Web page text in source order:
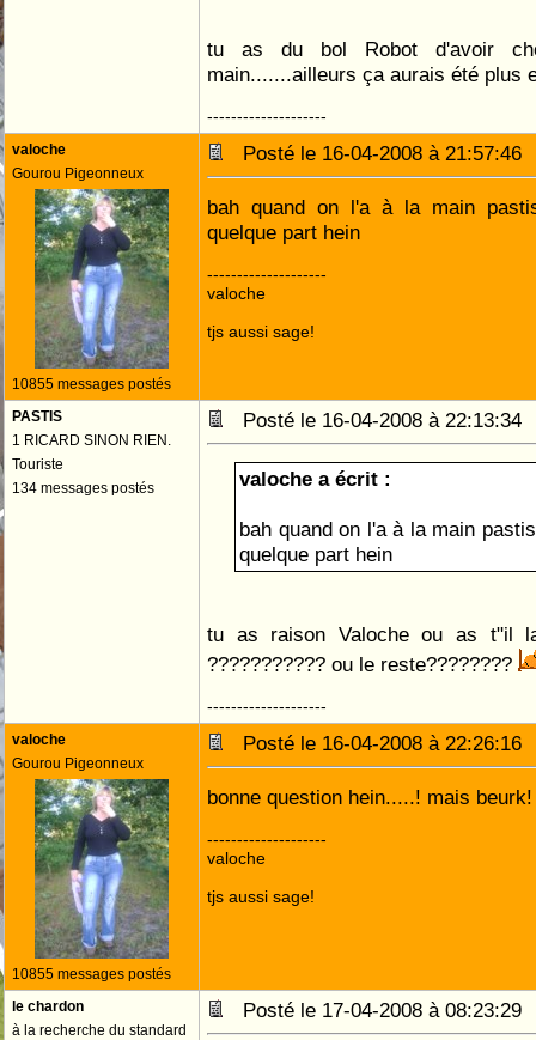
tu as du bol Robot d'avoir
main.......ailleurs ça aurais été plus
--------------------
valoche
Gourou Pigeonneux
10855 messages postés
Posté le 16-04-2008 à
bah quand on l'a à la main
quelque part hein
--------------------
valoche
tjs aussi sage!
PASTIS
1 RICARD SINON RIEN.
Touriste
134 messages postés
Posté le 16-04-2008 à
valoche a écrit :
bah quand on l'a à la main
quelque part hein
tu as raison Valoche ou as t"il
??????????? ou le reste????????
--------------------
valoche
Gourou Pigeonneux
10855 messages postés
Posté le 16-04-2008 à
bonne question hein.....! mais beurk!
--------------------
valoche
tjs aussi sage!
le chardon
à la recherche du standard
Posté le 17-04-2008 à